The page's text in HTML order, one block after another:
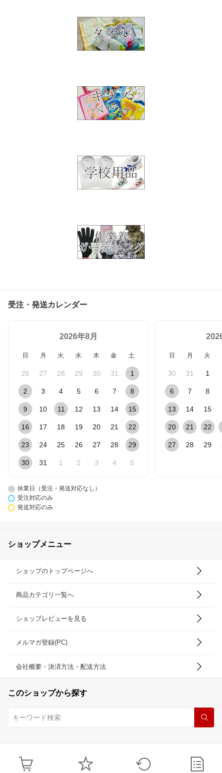
受注・発送カレンダー
2026年8月
日 月 火 水 木 金 土
26 27 28 29 30 31 1
2 3 4 5 6 7 8
9 10 11 12 13 14 15
16 17 18 19 20 21 22
23 24 25 26 27 28 29
30 31 1 2 3 4 5
日 月 火
30 31 1
6 7 8
13 14 15
20 21 22
27 28 29
休業日（受注・発送対応なし）
受注対応のみ
発送対応のみ
ショップメニュー
ショップのトップページへ
商品カテゴリ一覧へ
ショップレビューを見る
メルマガ登録(PC)
会社概要・決済方法・配送方法
このショップから探す